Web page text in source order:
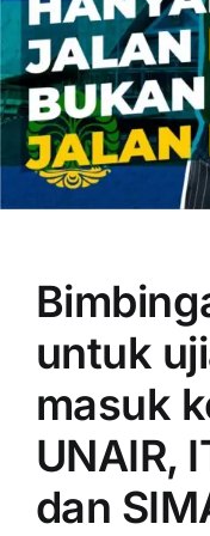
untuk
masuk
UNAIR,
dan